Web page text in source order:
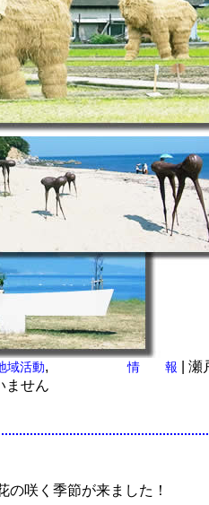
動, 情 報
瀬
ません
の咲く季節が来ました！